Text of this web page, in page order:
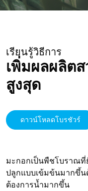
เรียนรู้วิธีการ
เพิ่มผลผลิต
สูงสุด
ดาวน์โหลดโบรชัวร์
มะกอกเป็นพืชโบราณที่
ปลูกแบบเข้มข้นมากขึ้
ต้องการน้ำมากขึ้น